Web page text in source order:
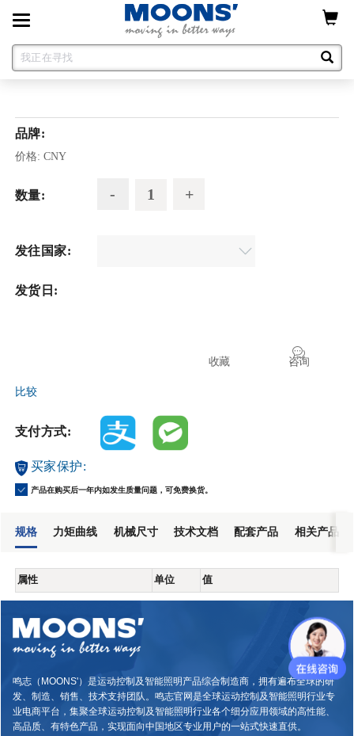
Toggle
navigation
品牌:
价格: CNY
数量:
发往国家:
发货日:
咨询
收藏
比较
支付方式:
买家保护:
产品在购买后一年内如发生质量问题，可免费换货。
规格 力矩曲线 机械尺寸 技术文档 配套产品 相关产品
属性 单位 值
鸣志（MOONS'）是运动控制及智能照明产品综合制造商，拥有遍布全球的研
发、制造、销售、技术支持团队。鸣志官网是全球运动控制及智能照明行业专
业电商平台，集聚全球运动控制及智能照明行业各个细分应用领域的高性能、
高品质、有特色产品，实现面向中国地区专业用户的一站式快速直供。